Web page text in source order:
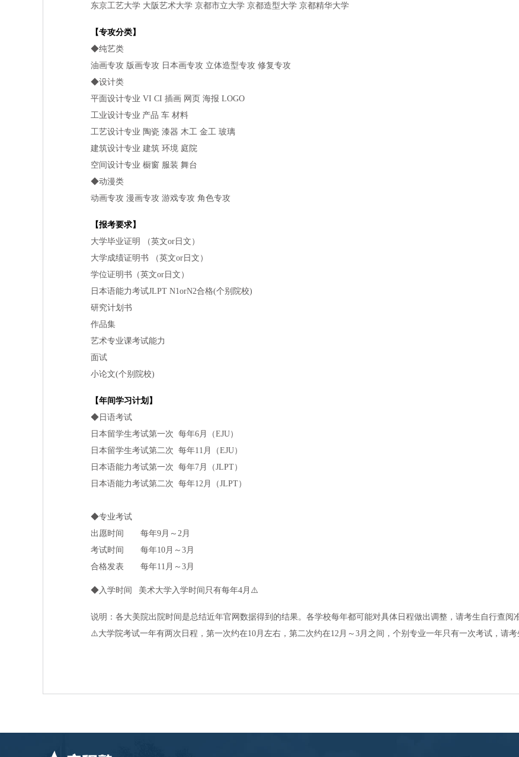
东京工艺大学 大阪艺术大学 京都市立大学 京都造型大学 京都精华大学
【专攻分类】
◆纯艺类
油画专攻 版画专攻 日本画专攻 立体造型专攻 修复专攻
◆设计类
平面设计专业 VI CI 插画 网 页 海报 LOGO
工 业设计专业 产品 车 材料
工艺设计专业 陶瓷 漆器 木工 金工 玻璃
建筑设计专业 建筑 环境 庭院
空间设计专业 橱窗 服装 舞台
◆动漫类
动画专攻 漫画专攻 游戏专攻 角色专攻
【报考要求】
大学毕业证明 （英文or日文）
大学成绩证明书 （英文or日文）
学位证明书 （英文or日文）
日本语能力考试JLPT N1orN2合格(个别院校)
研究计划 书
作品集
艺术专业课考试能力
面试
小论文(个别院校)
【年 间学习计划】
◆日 语考试
日本留学生考试第一次 每年6月
（EJU）
日本留学生考试第二次 每年11月
（EJU）
日本语能力考试第一次 每年7月
（JLPT）
日本语能力考试第二次 每年12月 （JLPT）
◆专业考试
出愿 时间
每年9月～2月
考试时间
每年10月～3月
合格发表 每年11月～3月
◆ 入学时间 美术大学入学时间 只有每年4月 ⚠️
说明：各大美院出院 时间是总结近年官网数据得到的结果。各学校每年都可能对具体日程做出调整， 请考生自行查阅
⚠️大学院考试一年有两次日程，第一次约在10月左右，第二次约在12月～3月之 间 ，个别 专业一年只有一次考试 ， 请考